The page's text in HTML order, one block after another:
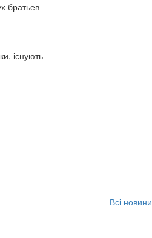
братьев
існують
Всі новини